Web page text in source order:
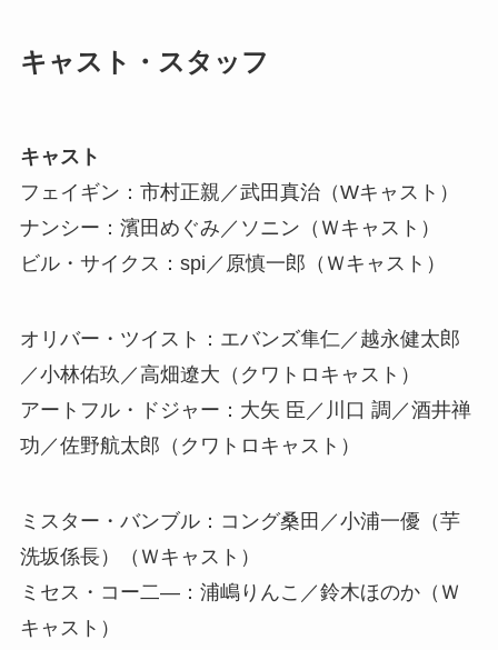
キャスト・スタッフ
キャスト
フェイギン：市村正親／武田真治（Wキャスト）
ナンシー：濱田めぐみ／ソニン（Ｗキャスト）
ビル・サイクス：spi／原慎一郎（Ｗキャスト）
オリバー・ツイスト：エバンズ隼仁／越永健太郎
／小林佑玖／高畑遼大（クワトロキャスト）
アートフル・ドジャー：大矢 臣／川口 調／酒井禅
功／佐野航太郎（クワトロキャスト）
ミスター・バンブル：コング桑田／小浦一優（芋
洗坂係長）（Ｗキャスト）
ミセス・コー二―：浦嶋りんこ／鈴木ほのか（Ｗ
キャスト）